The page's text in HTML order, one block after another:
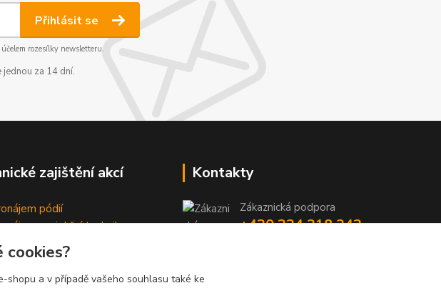
Přihlásit se
rozesílky newsletteru.
za 14 dní.
zajištění akcí
pódií
projekční techniky
osvětlovací techniky
ozvučovací techniky
Kontakty
Zákaznická podpora
+420 224 318 342
cookies?
shopu a v případě vašeho souhlasu také ke